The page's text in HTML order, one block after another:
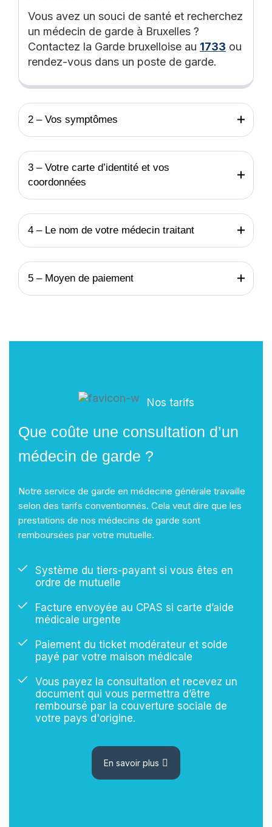
Vous avez un souci de santé et recherchez
un médecin de garde à Bruxelles ?
Contactez la Garde bruxelloise au 1733 ou
rendez-vous dans un poste de garde.
2 – Vos symptômes
3 – Votre carte d’identité et vos
coordonnées
4 – Le nom de votre médecin traitant
5 – Moyen de paiement
Nos tarifs
Que coûte une consultation d’un
médecin de garde ?
Notre service de garde en médecine générale travaille
selon des tarifs conventionnés. Cela veut dire que les
prestations de nos médecins de garde sont
remboursées par votre mutuelle.
Système du tiers-payant si vous êtes en
ordre de mutuelle
Facture envoyée au CPAS si carte d’aide
médicale urgente
Paiement du ticket modérateur et solde
payé par votre maison médicale
Vous payez la consultation et recevez un
document qui vous permettra d’être
remboursé par la couverture sociale de
votre pays d'origine.
En savoir plus